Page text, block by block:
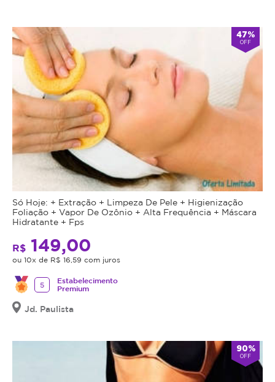
47%
OFF
Só Hoje: + Extração + Limpeza De Pele + Higienização
Foliação + Vapor De Ozônio + Alta Frequência + Máscara
Hidratante + Fps
R$ 149,00
ou 10x de R$ 16,59 com juros
5
Estabelecimento
Premium
Jd. Paulista
90%
OFF